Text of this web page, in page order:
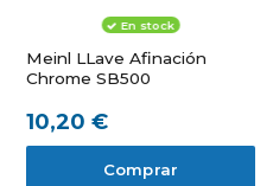
En stock
Meinl LLave Afinación
Chrome SB500
10,20 €
Comprar